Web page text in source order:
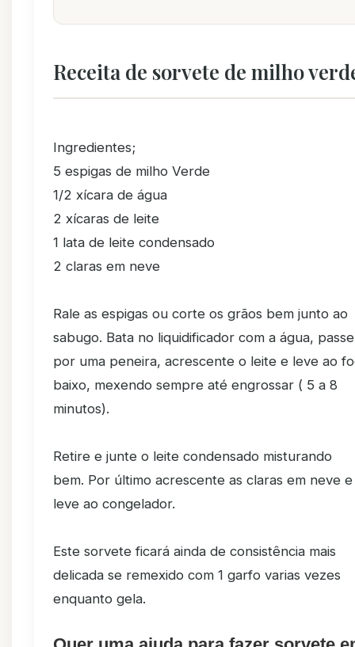
Receita de sorvete de milho
Ingredientes;
5 espigas de milho Verde
1/2 xícara de água
2 xícaras de leite
1 lata de leite condensado
2 claras em neve
Rale as espigas ou corte os grãos bem junto ao
sabugo. Bata no liquidificador com a água, passe
por uma peneira, acrescente o leite e leve ao
baixo, mexendo sempre até engrossar ( 5 a 8
minutos).
Retire e junte o leite condensado misturando
bem. Por último acrescente as claras em neve e
leve ao congelador.
Este sorvete ficará ainda de consistência mais
delicada se remexido com 1 garfo varias vezes
enquanto gela.